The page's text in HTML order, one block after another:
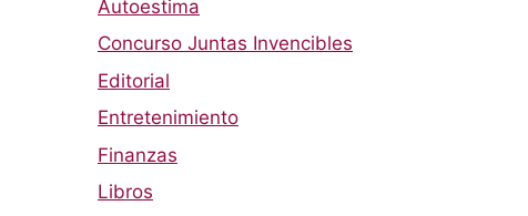
Autoestima
Concurso Juntas Invencibles
Editorial
Entretenimiento
Finanzas
Libros